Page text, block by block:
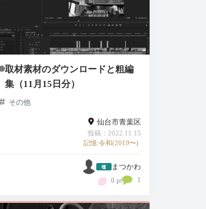
取材素材のダウンロードと粗編
集（11月15日分）
その他
仙台市青葉区
投稿：2022.11.15
記憶:令和(2019〜)
まつかわ
0 pt 1